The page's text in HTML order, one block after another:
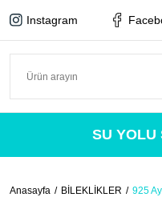
Instagram
SU YOLU
Anasayfa BİLEKLİKLER 925